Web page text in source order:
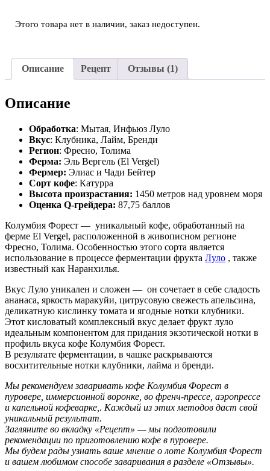
Этого товара нет в наличии, заказ недоступен.
Описание Рецепт Отзывы (1)
Описание
Обработка: Мытая, Инфьюз Луло
Вкус: Клубника, Лайм, Бренди
Регион: Фресно, Толима
Ферма: Эль Вергель (El Vergel)
Фермер: Элиас и Чади Бейтер
Сорт кофе: Катурра
Высота произрастания: 1450 метров над уровнем моря
Оценка Q-грейдера: 87,75 баллов
Колумбия Форест — уникальный кофе, обработанный на
ферме El Vergel, расположенной в живописном регионе
Фресно, Толима. Особенностью этого сорта является
использование в процессе ферментации фрукта Луло , также
известный как Наранхилья.
Вкус Луло уникален и сложен — он сочетает в себе сладость
ананаса, яркость маракуйи, цитрусовую свежесть апельсина,
деликатную кислинку томата и ягодные нотки клубники.
Этот кисловатый комплексный вкус делает фрукт луло
идеальным компонентом для придания экзотической нотки в
профиль вкуса кофе Колумбия Форест.
В результате ферментации, в чашке раскрываются
восхитительные нотки клубники, лайма и бренди.
Мы рекомендуем заваривать кофе Колумбия Форест в
пуровере, иммерсионной воронке, во френч-прессе, аэропрессе
и капельной кофеварке,. Каждый из этих методов даст свой
уникальный результат.
Загляните во вкладку «Рецепт» — мы подготовили
рекомендации по приготовлению кофе в пуровере.
Мы будем рады узнать ваше мнение о лоте Колумбия Форест
и вашем любимом способе заваривания в разделе «Отзывы».